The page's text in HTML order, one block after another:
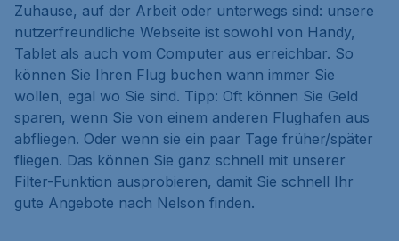
Zuhause, auf der Arbeit oder unterwegs sind: unsere
nutzerfreundliche Webseite ist sowohl von Handy,
Tablet als auch vom Computer aus erreichbar. So
können Sie Ihren Flug buchen wann immer Sie
wollen, egal wo Sie sind. Tipp: Oft können Sie Geld
sparen, wenn Sie von einem anderen Flughafen aus
abfliegen. Oder wenn sie ein paar Tage früher/später
fliegen. Das können Sie ganz schnell mit unserer
Filter-Funktion ausprobieren, damit Sie schnell Ihr
gute Angebote nach Nelson finden.